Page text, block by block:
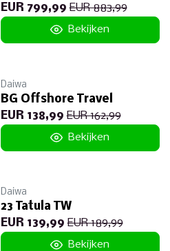
EUR 799,99 EUR 883,99
Bekijken
Daiwa
BG Offshore Travel
EUR 138,99 EUR 162,99
Bekijken
Daiwa
23 Tatula TW
EUR 139,99 EUR 189,99
Bekijken